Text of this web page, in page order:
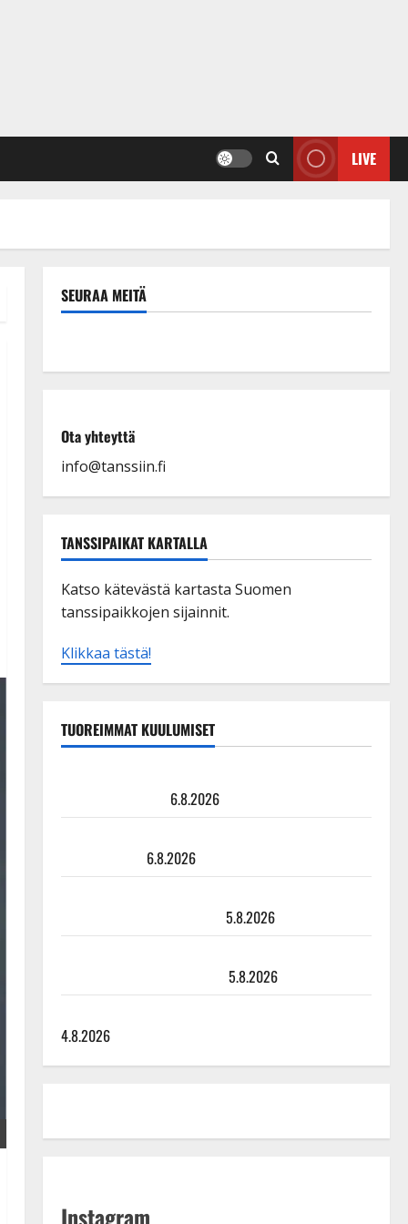
LIVE
SEURAA MEITÄ
Ota yhteyttä
info@tanssiin.fi
TANSSIPAIKAT KARTALLA
Katso kätevästä kartasta Suomen
tanssipaikkojen sijainnit.
Klikkaa tästä!
TUOREIMMAT KUULUMISET
6.8.2026
6.8.2026
5.8.2026
5.8.2026
4.8.2026
Instagram